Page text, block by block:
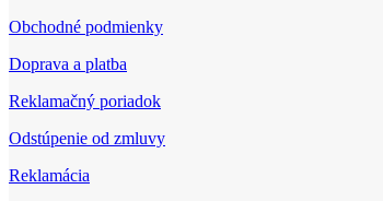
Obchodné podmienky
Doprava a platba
Reklamačný poriadok
Odstúpenie od zmluvy
Reklamácia